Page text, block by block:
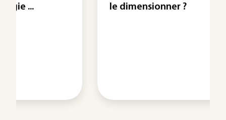
le dimensionner ?